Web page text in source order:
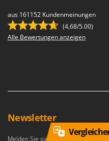
aus 161152 Kundenmeinungen
(4,68/5.00)
Alle Bewertungen anzeigen
Newsletter
Melden Sie sich für den agrieuro-